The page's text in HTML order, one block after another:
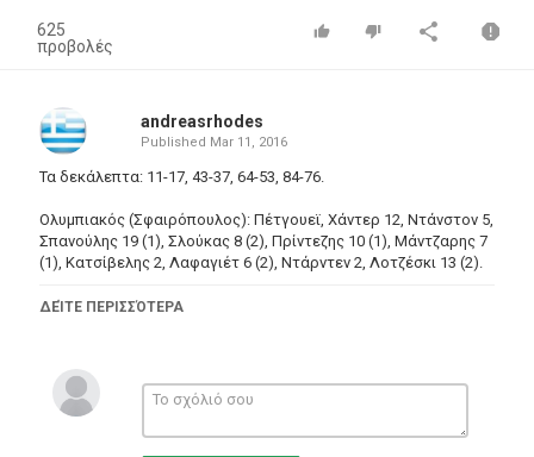
625
προβολές
andreasrhodes
Published Mar 11, 2016
Τα δεκάλεπτα: 11-17, 43-37, 64-53, 84-76.
Ολυμπιακός (Σφαιρόπουλος): Πέτγουεϊ, Χάντερ 12, Ντάνστον 5,
Σπανούλης 19 (1), Σλούκας 8 (2), Πρίντεζης 10 (1), Μάντζαρης 7
(1), Κατσίβελης 2, Λαφαγιέτ 6 (2), Ντάρντεν 2, Λοτζέσκι 13 (2).
ΤΣΣΚΑ (Ιτούδης): Ντε Κολό 13, Τεόντοσιτς 20 (5), Φριντζόν 10,
Κατηγορίες
Sports
ΔΕΊΤΕ ΠΕΡΙΣΣΌΤΕΡΑ